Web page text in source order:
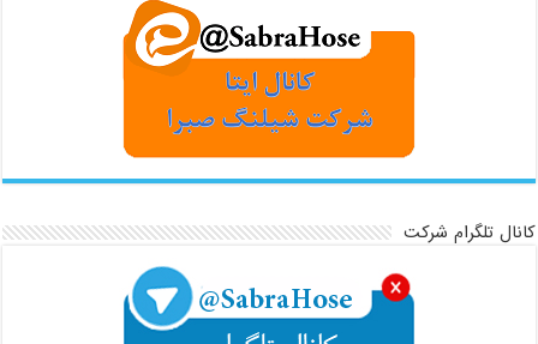
کانال تلگرام شرکت